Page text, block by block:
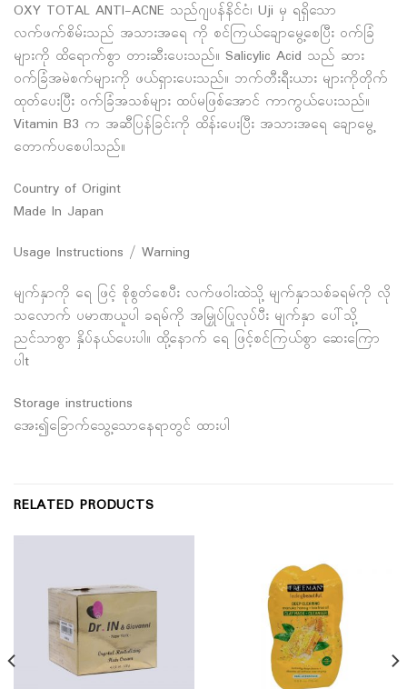
OXY TOTAL ANTI-ACNE သည်ဂျပန်နိင်ငံ၊ Uji မှ ရရှိသော
လက်ဖက်စိမ်းသည် အသားအရေ ကို စင်ကြယ်ချောမွေ့စေပြီး ဝက်ခြံ
များကို ထိရောက်စွာ တားဆီးပေးသည်။ Salicylic Acid သည် ဆား
ဝက်ခြံအမဲစက်များကို ဖယ်ရှားပေးသည်။ ဘက်တီးရီးယား များကိုတိုက်
ထုတ်ပေးပြီး ဝက်ခြံအသစ်များ ထပ်မဖြစ်အောင် ကာကွယ်ပေးသည်။
Vitamin B3 က အဆီပြန်ခြင်းကို ထိန်းပေးပြီး အသားအရေ ချောမွေ့
တောက်ပစေပါသည်။
Country of Origint
Made In Japan
Usage Instructions / Warning
မျက်နှာကို ရေ ဖြင့် စိုစွတ်စေပီး လက်ဖဝါးထဲသို့ မျက်နှာသစ်ခရမ်ကို လို
သလောက် ပမာဏယူပါ ခရမ်ကို အမြှုပ်ပြုလုပ်ပီး မျက်နှာ ပေါ်သို့
ညင်သာစွာ နှိပ်နယ်ပေးပါ။ ထို့နောက် ရေ ဖြင့်စင်ကြယ်စွာ ဆေးကြော
ပါt
Storage instructions
အေး၍ခြောက်သွေ့သောနေရာတွင် ထားပါ
RELATED PRODUCTS